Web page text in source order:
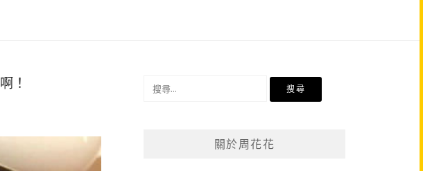
！
關於周花花